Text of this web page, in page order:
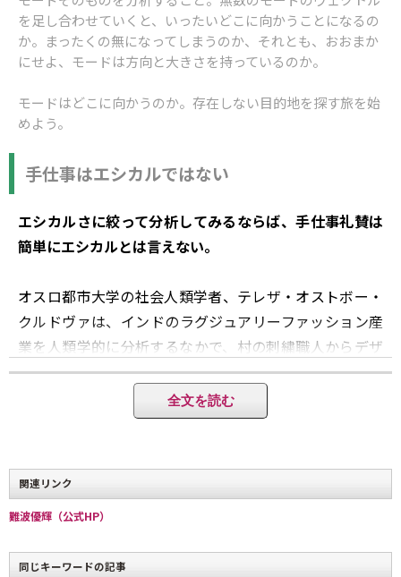
を足し合わせていくと、いったいどこに向かうことになるの
か。まったくの無になってしまうのか、それとも、おおまか
にせよ、モードは方向と大きさを持っているのか。
モードはどこに向かうのか。存在しない目的地を探す旅を始
めよう。
手仕事はエシカルではない
エシカルさに絞って分析してみるならば、手仕事礼賛は
簡単にエシカルとは言えない。
オスロ都市大学の社会人類学者、テレザ・オストボー・
クルドヴァは、インドのラグジュアリーファッション産
業を人類学的に分析するなかで、村の刺繍職人からデザ
イナーのオフィス、ファッションショーまでを横断的に
調査した。その結果みえてきたのは、現代インドのハイ
ファッション市場がインド全国の職人たちの手仕事に依
創造性は「幽霊としての他者」として見えないものとさ
れ、搾取されている事態だ（Kuldova 2016）。伝統的な
モチーフを利用するデザイナーが「創造の天才」と称賛
される陰で無名の職人（多くは女性や低カーストの
人々）が低賃金で働かされている。そうした階層的搾取
全文を読む
関連リンク
難波優輝（公式HP）
同じキーワードの記事